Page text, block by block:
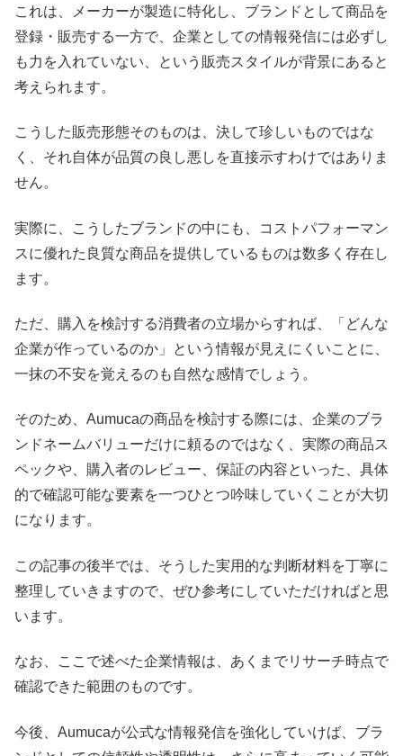
これは、メーカーが製造に特化し、ブランドとして商品を
登録・販売する一方で、企業としての情報発信には必ずし
も力を入れていない、という販売スタイルが背景にあると
考えられます。
こうした販売形態そのものは、決して珍しいものではな
く、それ自体が品質の良し悪しを直接示すわけではありま
せん。
実際に、こうしたブランドの中にも、コストパフォーマン
スに優れた良質な商品を提供しているものは数多く存在し
ます。
ただ、購入を検討する消費者の立場からすれば、「どんな
企業が作っているのか」という情報が見えにくいことに、
一抹の不安を覚えるのも自然な感情でしょう。
そのため、Aumucaの商品を検討する際には、企業のブラ
ンドネームバリューだけに頼るのではなく、実際の商品ス
ペックや、購入者のレビュー、保証の内容といった、具体
的で確認可能な要素を一つひとつ吟味していくことが大切
になります。
この記事の後半では、そうした実用的な判断材料を丁寧に
整理していきますので、ぜひ参考にしていただければと思
います。
なお、ここで述べた企業情報は、あくまでリサーチ時点で
確認できた範囲のものです。
今後、Aumucaが公式な情報発信を強化していけば、ブラ